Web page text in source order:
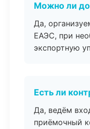
Можно ли
Да,
ЕАЭС, при
экспортную
Есть ли
Да, ведём
приёмочный